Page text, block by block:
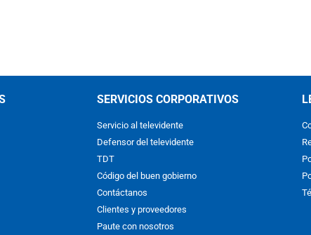
SERVICIOS CORPORATIVOS
Servicio al televidente
Defensor del televidente
TDT
Código del buen gobierno
Contáctanos
Clientes y proveedores
Paute con nosotros